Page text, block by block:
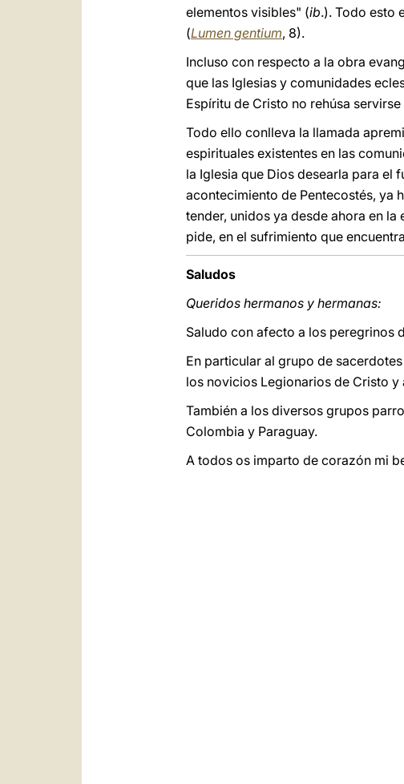
elementos visibles" (ib.). Todo esto
(Lumen gentium, 8).
Incluso con respecto a la obra
que las Iglesias y comunidades
Espíritu de Cristo no rehúsa
Todo ello conlleva la llamada
espirituales existentes en las
la Iglesia que Dios desearla para el
acontecimiento de Pentecostés, ya
tender, unidos ya desde ahora en
pide, en el sufrimiento que
Saludos
Queridos hermanos y hermanas:
Saludo con afecto a los peregrinos
En particular al grupo de
los novicios Legionarios de Cristo
También a los diversos grupos
Colombia y Paraguay.
A todos os imparto de corazón mi